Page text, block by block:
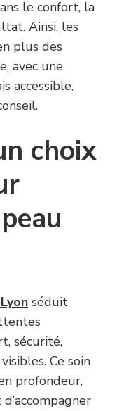
le confort, la
Ainsi, les
plus des
avec une
accessible,
choix
séduit
sécurité,
Ce soin
profondeur,